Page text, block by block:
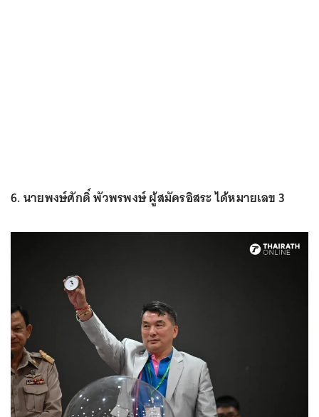
6. นายพงษ์ศักดิ์ พัวพรพงษ์ ผู้สมัครอิสระ ได้หมายเลข 3